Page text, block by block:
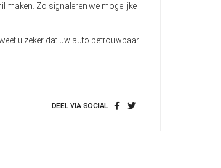
maken. Zo signaleren we mogelijke
u zeker dat uw auto betrouwbaar
DEEL VIA SOCIAL